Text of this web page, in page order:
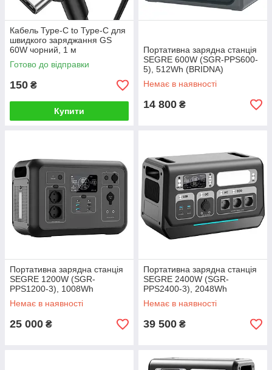
Кабель Type-C to Type-C для
швидкого заряджання GS
60W чорний, 1 м
Готово до відправки
150 ₴
Купити
Портативна зарядна станція
SEGRE 600W (SGR-PPS600-
5), 512Wh (BRIDNA)
Немає в наявності
14 800 ₴
Портативна зарядна станція
SEGRE 1200W (SGR-
PPS1200-3), 1008Wh
(BRIDNA)
Немає в наявності
25 000 ₴
Портативна зарядна станція
SEGRE 2400W (SGR-
PPS2400-3), 2048Wh
(BRIDNA), Wi-Fi
Немає в наявності
39 500 ₴